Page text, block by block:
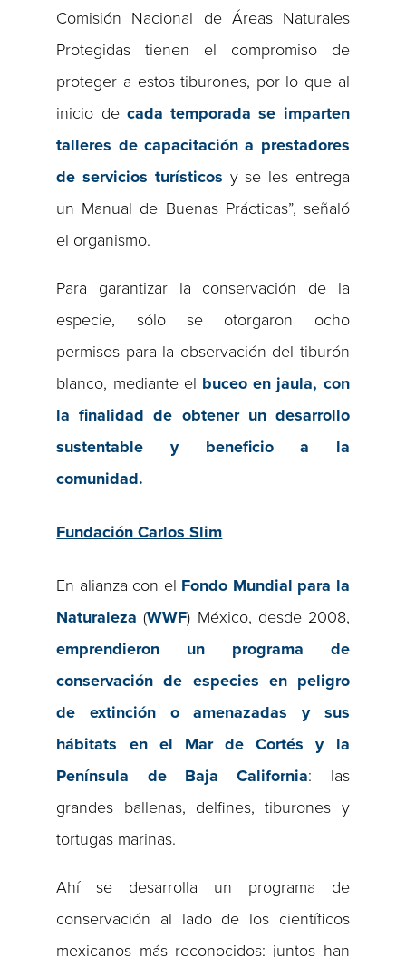
Comisión Nacional de Áreas Naturales
Protegidas tienen el compromiso de
proteger a estos tiburones, por lo que al
inicio de cada temporada se imparten
talleres de capacitación a prestadores
de servicios turísticos y se les entrega
un Manual de Buenas Prácticas”, señaló
el organismo.
Para garantizar la conservación de la
especie, sólo se otorgaron ocho
permisos para la observación del tiburón
blanco, mediante el buceo en jaula, con
la finalidad de obtener un desarrollo
sustentable y beneficio a la
comunidad.
Fundación Carlos Slim
En alianza con el Fondo Mundial para la
Naturaleza (WWF) México, desde 2008,
emprendieron un programa de
conservación de especies en peligro
de extinción o amenazadas y sus
hábitats en el Mar de Cortés y la
Península de Baja California: las
grandes ballenas, delfines, tiburones y
tortugas marinas.
Ahí se desarrolla un programa de
conservación al lado de los científicos
mexicanos más reconocidos: juntos han